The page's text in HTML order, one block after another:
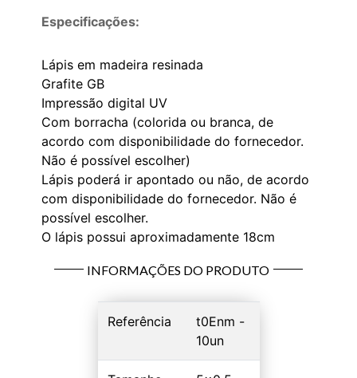
Especificações:
Lápis em madeira resinada
Grafite GB
Impressão digital UV
Com borracha (colorida ou branca, de
acordo com disponibilidade do fornecedor.
Não é possível escolher)
Lápis poderá ir apontado ou não, de acordo
com disponibilidade do fornecedor. Não é
possível escolher.
O lápis possui aproximadamente 18cm
INFORMAÇÕES DO PRODUTO
Referência
t0Enm -
10un